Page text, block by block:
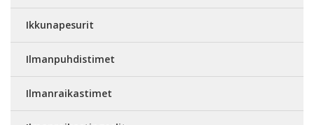
Ikkunapesurit
Ilmanpuhdistimet
Ilmanraikastimet